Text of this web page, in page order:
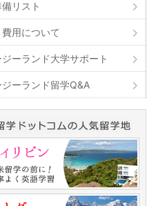
リスト
用について
ジーランド大学サポート
ジーランド留学Q&A